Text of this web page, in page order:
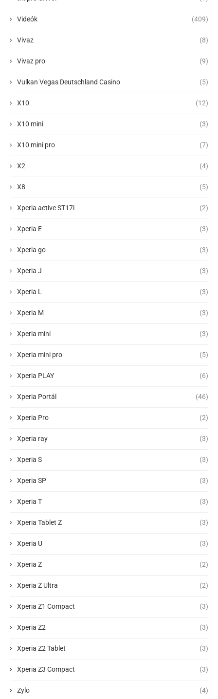
Videók (409)
Vivaz (8)
Vivaz pro (9)
Vulkan Vegas Deutschland Casino (5)
X10 (12)
X10 mini (3)
X10 mini pro (7)
X2 (4)
X8 (5)
Xperia active ST17i (2)
Xperia E (3)
Xperia go (3)
Xperia J (3)
Xperia L (3)
Xperia M (3)
Xperia mini (3)
Xperia mini pro (5)
Xperia PLAY (6)
Xperia Portál (46)
Xperia Pro (2)
Xperia ray (3)
Xperia S (3)
Xperia SP (3)
Xperia T (3)
Xperia Tablet Z (3)
Xperia U (3)
Xperia Z (2)
Xperia Z Ultra (2)
Xperia Z1 Compact (3)
Xperia Z2 (3)
Xperia Z2 Tablet (3)
Xperia Z3 Compact (3)
Zylo (4)